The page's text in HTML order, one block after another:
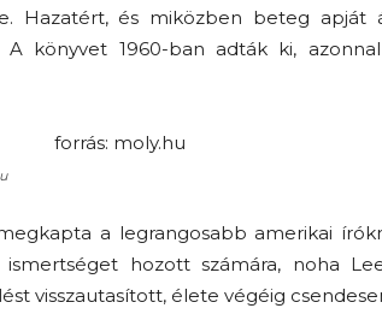
Hazatért, és miközben beteg apját
könyvet 1960-ban adták ki,
a legrangosabb amerikai
hozott számára, noha
visszautasított, élete végéig